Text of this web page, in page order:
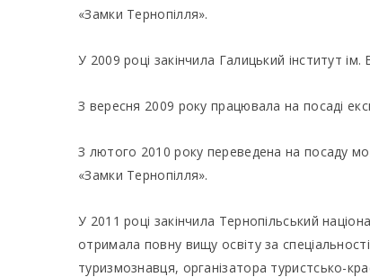
«Замки Тернопілля».
У 2009 році закінчила Галицький інститут
З вересня 2009 року працювала на посаді
З лютого 2010 року переведена на посаду
«Замки Тернопілля».
У 2011 році закінчила Тернопільський
отримала повну вищу освіту за
туризмознавця, організатора туристсько-